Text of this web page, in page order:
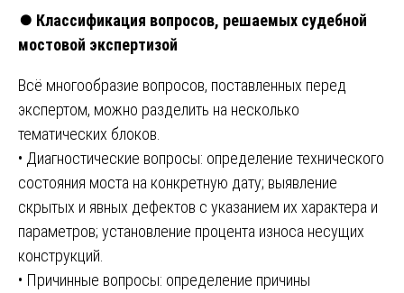
⏺️ Классификация вопросов, решаемых судебной
мостовой экспертизой
Всё многообразие вопросов, поставленных перед
экспертом, можно разделить на несколько
тематических блоков.
• Диагностические вопросы: определение технического
состояния моста на конкретную дату; выявление
скрытых и явных дефектов с указанием их характера и
параметров; установление процента износа несущих
конструкций.
• Причинные вопросы: определение причины